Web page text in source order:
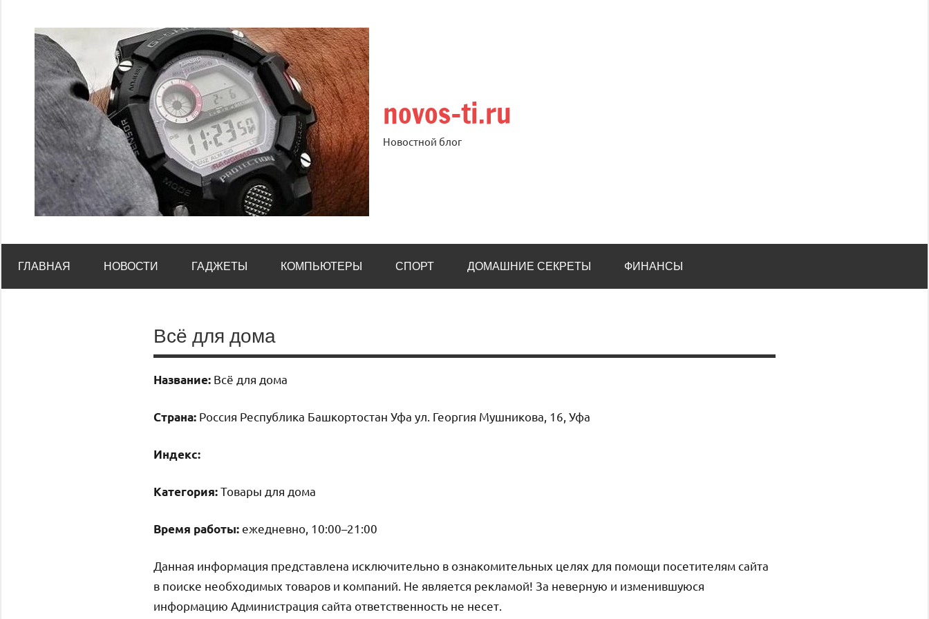
содержимому
novos-ti.ru
Новостной блог
ГЛАВНАЯ НОВОСТИ ГАДЖЕТЫ КОМПЬЮТЕРЫ СПОРТ ДОМАШНИЕ СЕКРЕТЫ ФИНАНСЫ
Всё для дома
Название: Всё для дома
Страна: Россия Республика Башкортостан Уфа ул. Георгия Мушникова, 16, Уфа
Индекс:
Категория:Товары для дома
Время работы:ежедневно, 10:00–21:00
Данная информация представлена исключительно в ознакомительных целях для помощи посетителям сайта
в поиске необходимых товаров и компаний. Не является рекламой! За неверную и изменившуюся
информацию Администрация сайта ответственность не несет.